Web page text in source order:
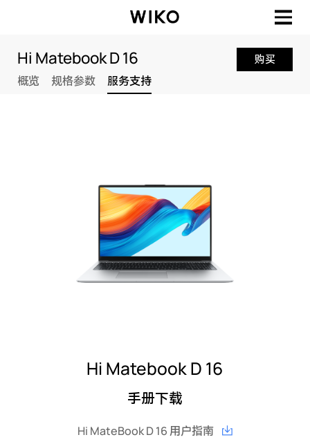
Hi Matebook D 16
概览 规格参数 服务支持
购买
Hi Matebook D 16
手册下载
Hi MateBook D 16 用户指南